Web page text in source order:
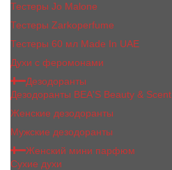
Тестеры Jо Malоnе
Тестеры Zarkoperfume
Тестеры 60 мл Made In UAE
Духи с феромонами
Дезодоранты
Дезодоранты BEA'S Beauty & Scent
Женские дезодоранты
Мужские дезодоранты
Женский мини парфюм
Сухие духи